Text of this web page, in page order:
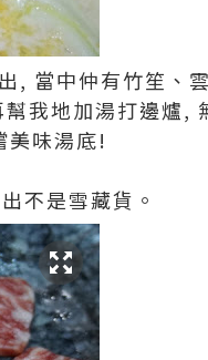
, 當中仲有竹笙、
我地加湯打邊爐,
美味湯底!
不是雪藏貨。